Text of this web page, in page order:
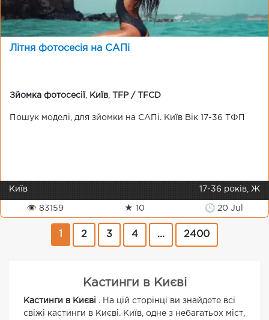
Літня фотосесія на САПі
Зйомка фотосесії Київ TFP / TFCD
Пошук моделі, для зйомки на САПі. Київ Вік 17-36 ТФП
Київ 17-36 років, Ж
👁 83159 ★ 10 🕒 20 Jul
2 3 4 ... 2400
Кастинги в Києві
Кастинги в Києві . На цій сторінці ви знайдете всі
свіжі кастинги в Києві. Київ, одне з небагатьох міст,